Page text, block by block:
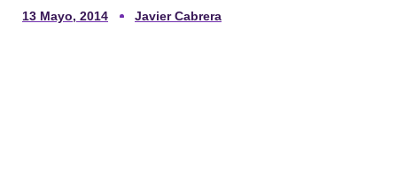
13 Mayo, 2014 Javier Cabrera